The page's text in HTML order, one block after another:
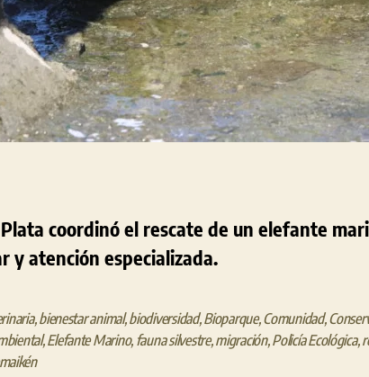
coordinó el rescate de un elefante
y atención especializada.
,bienestar animal,biodiversidad,Bioparque,Comunidad,
,Elefante Marino, fauna silvestre,migración,Policía Ecológica,